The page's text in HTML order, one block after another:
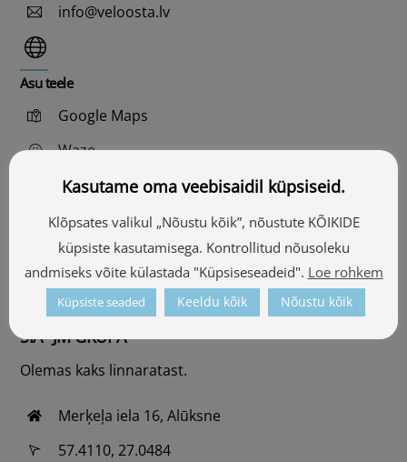
info@veloosta.lv
Asu teele
Google Maps
Waze
SIA “Vidzemes velomeistars”
Jalgrattad Veclaicene maastikukaitsealal.
Vajalik eelnev broneering.
+371 29360695
SIA "JM GRUPA"
Olemas kaks linnaratast.
Merķeļa iela 16, Alūksne
57.4110, 27.0484
Kasutame oma veebisaidil küpsiseid.
Klõpsates valikul „Nõustu kõik”, nõustute KÕIKIDE
küpsiste kasutamisega. Kontrollitud nõusoleku
andmiseks võite külastada "Küpsiseseadeid". Loe rohkem
Küpsiste seaded Keeldu kõik Nõustu kõik